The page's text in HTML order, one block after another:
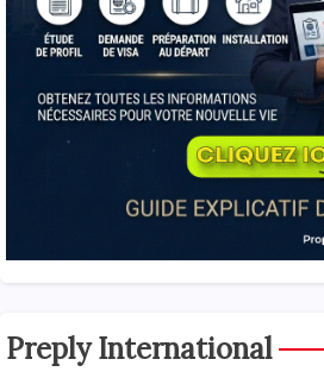
Preply International